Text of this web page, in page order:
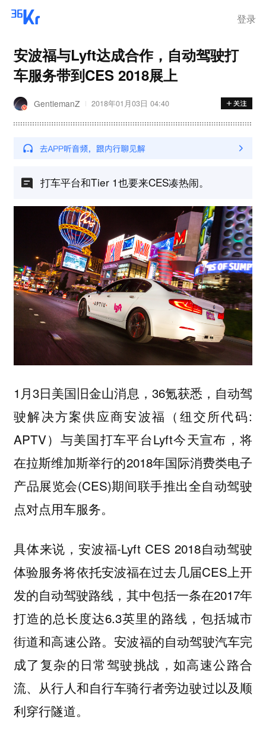
登录
安波福与Lyft达成合作，自动驾驶打
车服务带到CES 2018展上
GentlemanZ 2018年01月03日 04:40
打车平台和Tier 1也要来CES凑热闹。
1月3日美国旧金山消息，36氪获悉，自动驾
驶解决方案供应商安波福（纽交所代码:
APTV）与美国打车平台Lyft今天宣布，将
在拉斯维加斯举行的2018年国际消费类电子
产品展览会(CES)期间联手推出全自动驾驶
点对点用车服务。
具体来说，安波福-Lyft CES 2018自动驾驶
体验服务将依托安波福在过去几届CES上开
发的自动驾驶路线，其中包括一条在2017年
打造的总长度达6.3英里的路线，包括城市
街道和高速公路。安波福的自动驾驶汽车完
成了复杂的日常驾驶挑战，如高速公路合
流、从行人和自行车骑行者旁边驶过以及顺
利穿行隧道。